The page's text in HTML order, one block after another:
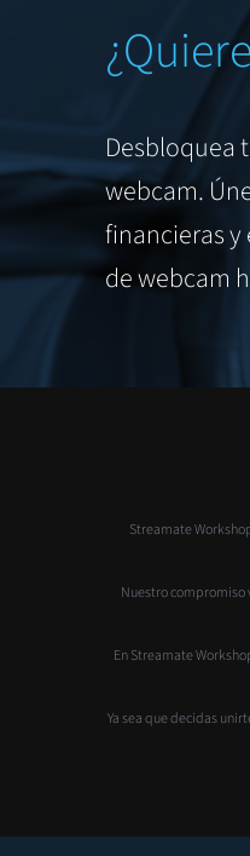
Desbloquea
webcam.
financieras
de webcam
Streamate
Nuestro compromiso
En Streamate
Ya sea que decidas